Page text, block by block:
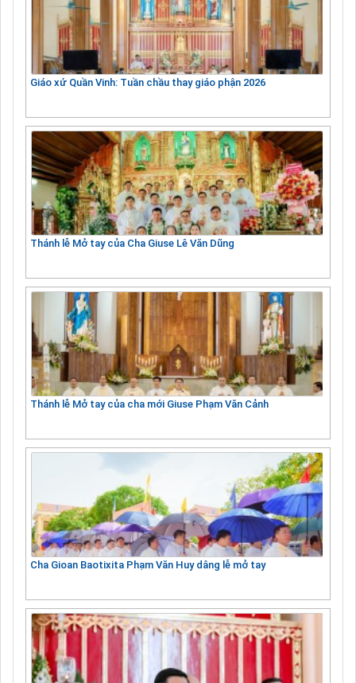
Giáo xứ Quần Vinh: Tuần chầu thay giáo phận 2026
Thánh lễ Mở tay của Cha Giuse Lê Văn Dũng
Thánh lễ Mở tay của cha mới Giuse Phạm Văn Cảnh
Cha Gioan Baotixita Phạm Văn Huy dâng lễ mở tay